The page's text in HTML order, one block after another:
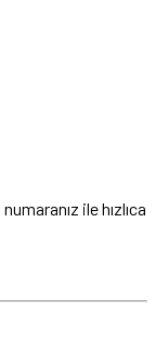
ile hızlıca